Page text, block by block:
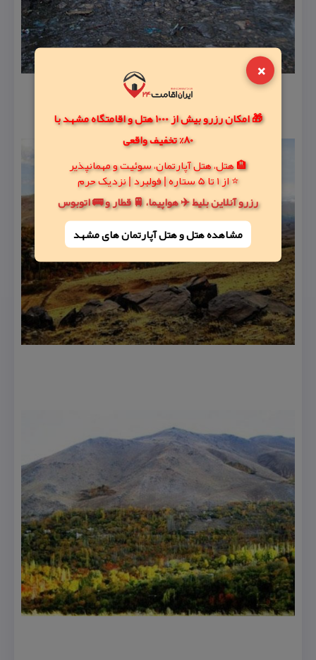
×
🎁 امکان رزرو بیش از 1000 هتل و اقامتگاه مشهد با
80% تخفیف واقعی
🏨 هتل، هتل آپارتمان، سوئیت و مهمانپذیر
⭐ از 1 تا 5 ستاره | فولبرد | نزدیک حرم
رزرو آنلاین بلیط ✈️ هواپیما، 🚆 قطار و 🚌 اتوبوس
مشاهده هتل و هتل‌ آپارتمان های مشهد